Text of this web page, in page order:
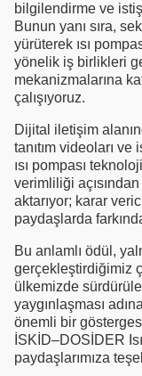
bilgilendirme ve
Bunun yanı sıra,
yürüterek ısı
yönelik iş birlikleri
mekanizmalarına
çalışıyoruz.
Dijital iletişim
tanıtım videoları ve
ısı pompası
verimliliği
aktarıyor; karar
paydaşlarda
Bu anlamlı ödül,
gerçekleştirdiğimiz
ülkemizde
yaygınlaşması
önemli bir
İSKİD–DOSİDER
paydaşlarımıza